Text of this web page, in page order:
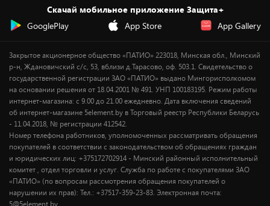
Сервисные центры
Уценка
Скачай мобильное приложение Защита+
GooglePlay
App Store App Gallery
Закрытое акционерное общество «ПАТИО» 223018, Минская обл., Минский
р-н, Ждановичский с/с, 53, вблизи д.Тарасово, оф. 503.1. Свидетельство о
государственной регистрации ЗАО «ПАТИО» выдано Мингорисполкомом
на основании решения от 18.04.2001 № 491. УНП 100183195. Режим работы
интернет-магазина: с 9.00 до 21.00 ежедневно. Дата включения сведений
об интернет-магазине 5element.by в Торговый реестр Республики Беларусь
- 11.04.2018, № регистрации 412542.
Номер телефона работников, уполномоченных рассматривать обращения
покупателей в соответствии с законодательством об обращениях граждан
и юридических лиц: +375172702914 - Минский районный исполнительный
комитет , отдел торговли и услуг. Служба по работе с покупателями ЗАО
«ПАТИО» (по вопросам рассмотрения обращения покупателей о
нарушении их прав): Тел.: +37517-359-23-83. Электронная почта:
5@5element.by